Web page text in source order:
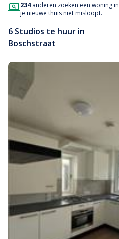
234 anderen zoeken een woning in
je nieuwe thuis niet misloopt.
6 Studios te huur in
Boschstraat